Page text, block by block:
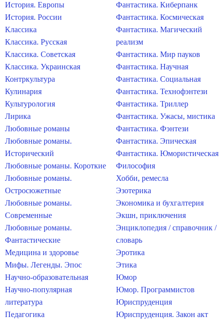
История. Европы
История. России
Классика
Классика. Русская
Классика. Советская
Классика. Украинская
Контркультура
Кулинария
Культурология
Лирика
Любовные романы
Любовные романы.
Исторический
Любовные романы. Короткие
Любовные романы.
Остросюжетные
Любовные романы.
Современные
Любовные романы.
Фантастические
Медицина и здоровье
Мифы. Легенды. Эпос
Научно-образовательная
Научно-популярная
литература
Педагогика
Фантастика. Киберпанк
Фантастика. Космическая
Фантастика. Магический
реализм
Фантастика. Мир пауков
Фантастика. Научная
Фантастика. Социальная
Фантастика. Технофэнтези
Фантастика. Триллер
Фантастика. Ужасы, мистика
Фантастика. Фэнтези
Фантастика. Эпическая
Фантастика. Юмористическая
Философия
Хобби, ремесла
Эзотерика
Экономика и бухгалтерия
Экшн, приключения
Энциклопедия / справочник /
словарь
Эротика
Этика
Юмор
Юмор. Программистов
Юриспруденция
Юриспруденция. Закон акт